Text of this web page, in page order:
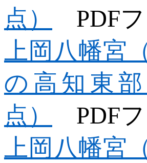
点）
PDF
上岡八幡宮
の高知東
点）
PDF
上岡八幡宮